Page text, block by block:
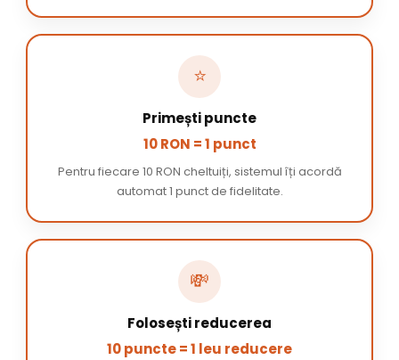
⭐
Primești puncte
10 RON = 1 punct
Pentru fiecare 10 RON cheltuiți, sistemul îți acordă
automat 1 punct de fidelitate.
💸
Folosești reducerea
10 puncte = 1 leu reducere